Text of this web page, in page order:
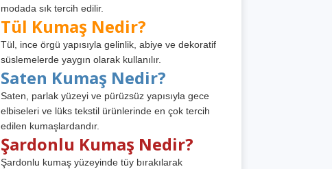
modada sık tercih edilir.
Tül Kumaş Nedir?
Tül, ince örgü yapısıyla gelinlik, abiye ve dekoratif
süslemelerde yaygın olarak kullanılır.
Saten Kumaş Nedir?
Saten, parlak yüzeyi ve pürüzsüz yapısıyla gece
elbiseleri ve lüks tekstil ürünlerinde en çok tercih
edilen kumaşlardandır.
Şardonlu Kumaş Nedir?
Şardonlu kumaş yüzeyinde tüy bırakılarak